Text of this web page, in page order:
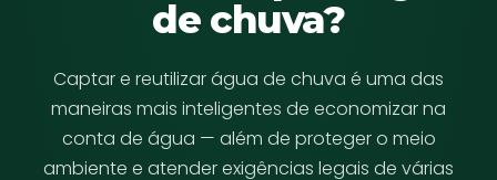
de chuva?
Captar e reutilizar água de chuva é uma das
maneiras mais inteligentes de economizar na
conta de água — além de proteger o meio
ambiente e atender exigências legais de várias